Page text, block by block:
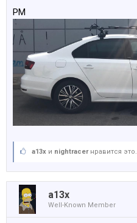
PM
a13x и nightracerнравится это.
a13x
Well-Known Member